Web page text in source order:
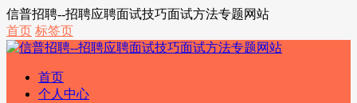
信普招聘--招聘应聘面试技巧面试方法专题网站
首页 标签页
首页
个人中心